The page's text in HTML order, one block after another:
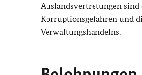
Auslandsvertretungen
Korruptionsgefahren und
Verwaltungshandelns.